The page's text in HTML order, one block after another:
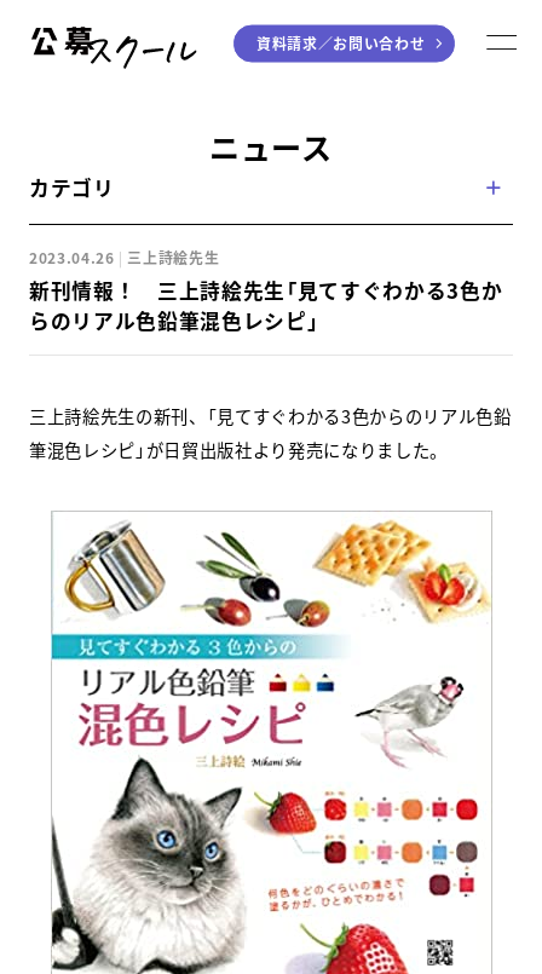
ジャンルから探す
小説
エッセイ
童話
ライティング
音楽（作詞・作曲）
アート・絵本
デジタル講座
個別指南講座
スクールマガジン
コンセプト
受講の流れ
ニュース
資料請求／お問い合わせ
資料請求／お問い合わせ
ニュース
カテゴリ
2023.04.26 三上詩絵先生
新刊情報！ 三上詩絵先生「見てすぐわかる3色か
らのリアル色鉛筆混色レシピ」
三上詩絵先生の新刊、「見てすぐわかる3色からのリアル色鉛
筆混色レシピ」が日貿出版社より発売になりました。